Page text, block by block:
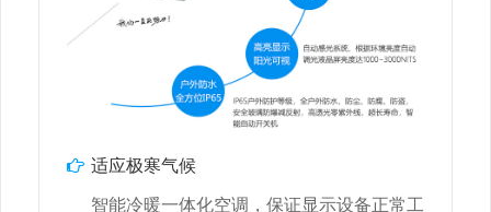
适应极寒气候
智能冷暖一体化空调，保证显示设备正常工